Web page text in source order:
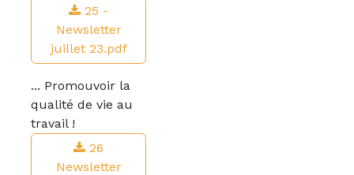
25 -
Newsletter
juillet 23.pdf
... Promouvoir la
qualité de vie au
travail !
26
Newsletter